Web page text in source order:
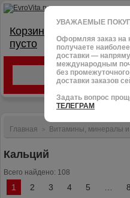
Корзина:
пусто
УВАЖАЕМЫЕ
Оформляя заказ на
получаете
доставки —
международным
без
доставки заказов
Задать вопрос
ТЕЛЕГРАМ
Главная > Витамины, минералы
Кальций
Всего найдено: 108
1 2 3 4 5 8